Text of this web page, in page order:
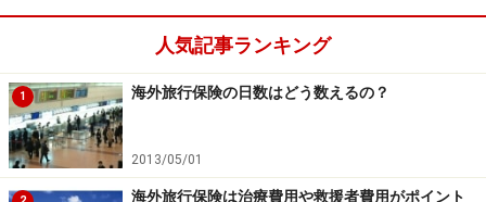
保険契約者・被保険者・受取人の故意
妊娠・出産・早産・流産
歯科疾病
加入前の持病（既往症）
人気記事ランキング
1 海外旅行保険の日数はどう数えるの？
2013/05/01
海外旅行保険は治療費用や救援者費用がポイント